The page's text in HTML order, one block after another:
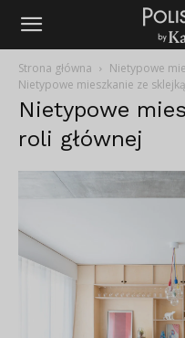
Strona główna
Nietypowe
Nietypowe mieszkanie ze
Nietypowe
roli głównej